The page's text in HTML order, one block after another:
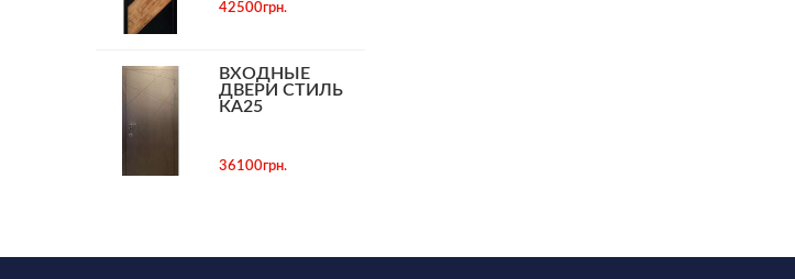
42500грн.
ВХОДНЫЕ
ДВЕРИ СТИЛЬ
КА25
36100грн.